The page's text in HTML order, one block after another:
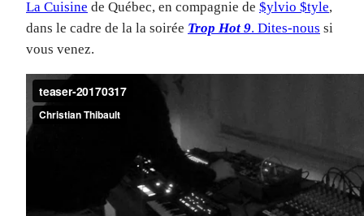
La Cuisine de Québec, en compagnie de $ylvio $tyle,
dans le cadre de la la soirée Trop Hot 9. Dites-nous si
vous venez.